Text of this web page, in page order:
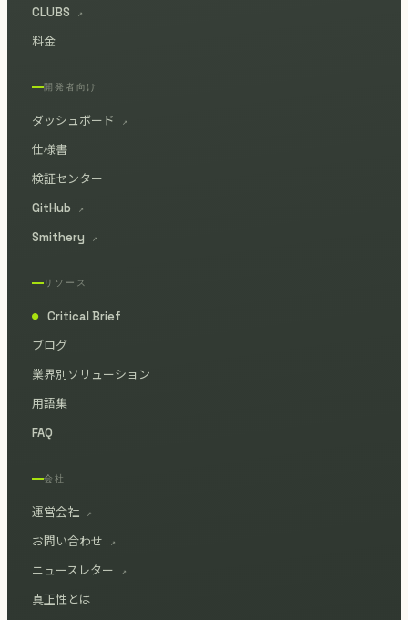
CLUBS
↗
料金
開発者向け
ダッシュボード ↗
仕様書
検証センター
GitHub
↗
Smithery ↗
リソース
●
Critical Brief
ブログ
業界別ソリューション
用語集
FAQ
会社
運営会社 ↗
お問い合わせ ↗
ニュースレター ↗
真正性とは